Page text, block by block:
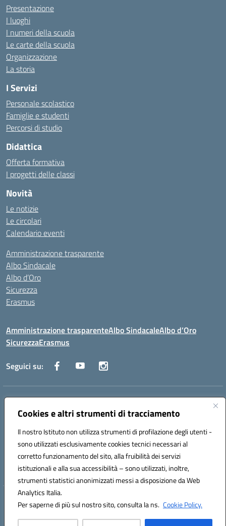
Cookies e altri strumenti di tracciamento
Il nostro Istituto non utilizza strumenti di profilazione degli utenti -
sono utilizzati esclusivamente cookies tecnici necessari al
corretto funzionamento del sito, alla fruibilità dei servizi
istituzionali e alla sua accessibilità – sono utilizzati, inoltre,
strumenti statistici anonimizzati messi a disposizione da Web
Analytics Italia.
Per saperne di più sul nostro sito, consulta la ns. Cookie Policy.
Presentazione
I luoghi
I numeri della scuola
Le carte della scuola
Organizzazione
La storia
I Servizi
Personale scolastico
Famiglie e studenti
Percorsi di studio
Didattica
Offerta formativa
I progetti delle classi
Novità
Le notizie
Le circolari
Calendario eventi
Amministrazione trasparente
Albo Sindacale
Albo d’Oro
Sicurezza
Erasmus
Amministrazione trasparenteAlbo SindacaleAlbo d’Oro
SicurezzaErasmus
Seguici su:
Indirizzo:
Centralino:0885.426034 Email:FGTD02000P@istruzione.it
Codice fiscale: 81002930717
Codice meccanografico:
FGTD02000P
Codice unico di fatturazione (CUF): UFUN7Y
Hosting & Powered by 3D Solution S.r.l.
Concept & Design by Designers Italia